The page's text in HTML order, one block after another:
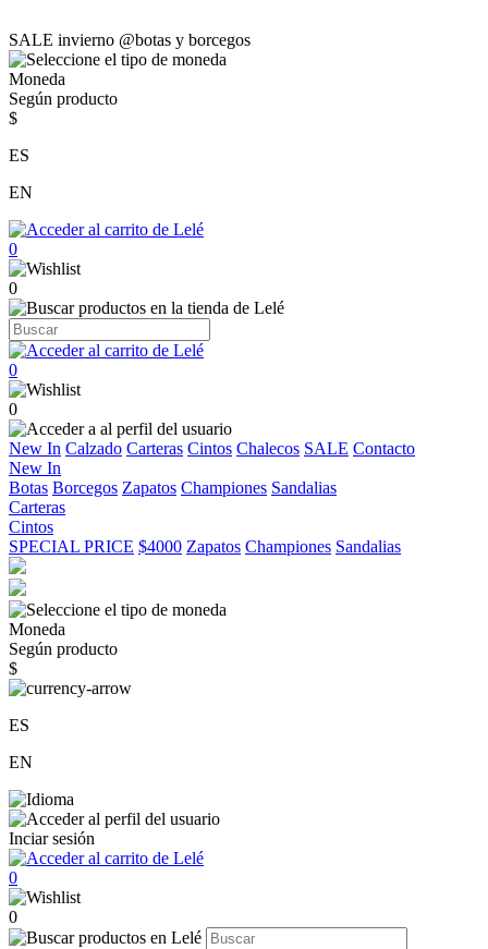
SALE invierno @botas y borcegos
Moneda
Según producto
$
ES
EN
0
0
0
0
New In Calzado Carteras Cintos Chalecos SALE Contacto
New In
Botas Borcegos Zapatos Championes Sandalias
Carteras
Cintos
SPECIAL PRICE $4000 Zapatos Championes Sandalias
Moneda
Según producto
$
ES
EN
Inciar sesión
0
0